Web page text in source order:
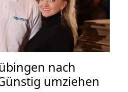
nach
umziehen